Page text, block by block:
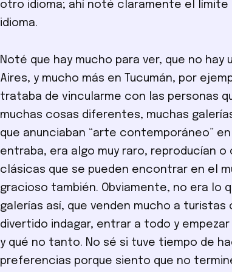
otro idioma; ahí noté claramente el límite
idioma.
Noté que hay mucho para ver, que no hay
Aires, y mucho más en Tucumán, por
trataba de vincularme con las personas
muchas cosas diferentes, muchas
que anunciaban “arte contemporáneo”
entraba, era algo muy raro, reproducían o
clásicas que se pueden encontrar en el
gracioso también. Obviamente, no era lo
galerías así, que venden mucho a turistas
divertido indagar, entrar a todo y
y qué no tanto. No sé si tuve tiempo de
preferencias porque siento que no